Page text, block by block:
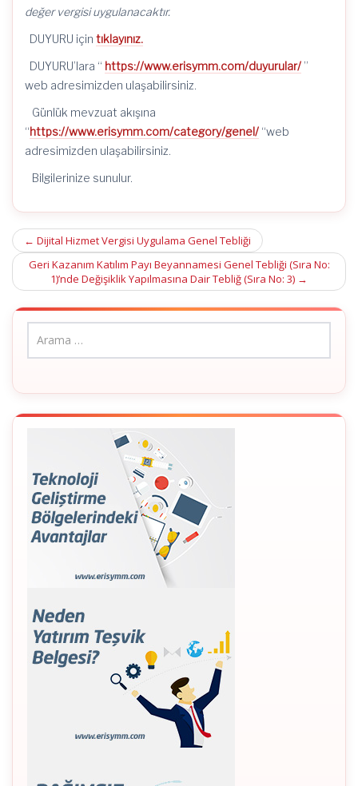
değer vergisi uygulanacaktır.
DUYURU için tıklayınız.
DUYURU’lara “ https://www.erisymm.com/duyurular/ ”
web adresimizden ulaşabilirsiniz.
Günlük mevzuat akışına
“https://www.erisymm.com/category/genel/ “web
adresimizden ulaşabilirsiniz.
Bilgilerinize sunulur.
Post
navigation
← Dijital Hizmet Vergisi Uygulama Genel Tebliği
Geri Kazanım Katılım Payı Beyannamesi Genel Tebliği (Sıra No:
1)’nde Değişiklik Yapılmasına Dair Tebliğ (Sıra No: 3) →